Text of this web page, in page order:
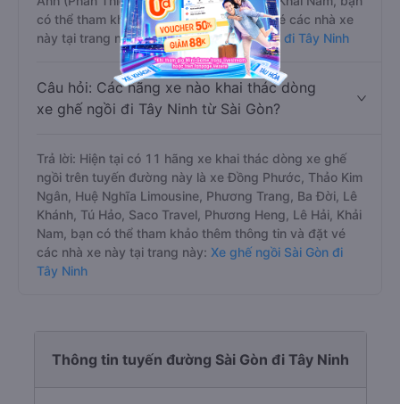
có thể tham khảo thêm thông tin và đặt vé các nhà xe
này tại trang này:Xe giường nằm Sài Gòn đi Tây Ninh
Câu hỏi: Các hãng xe nào khai thác dòng
xe ghế ngồi đi Tây Ninh từ Sài Gòn?
Trả lời: Hiện tại có 11 hãng xe khai thác dòng xe ghế
ngồi trên tuyến đường này là xe Đồng Phước, Thảo Kim
Ngân, Huệ Nghĩa Limousine, Phương Trang, Ba Đời, Lê
Khánh, Tú Hảo, Saco Travel, Phương Heng, Lê Hải, Khải
Nam, bạn có thể tham khảo thêm thông tin và đặt vé
các nhà xe này tại trang này: Xe ghế ngồi Sài Gòn đi
Tây Ninh
Thông tin tuyến đường Sài Gòn đi Tây Ninh